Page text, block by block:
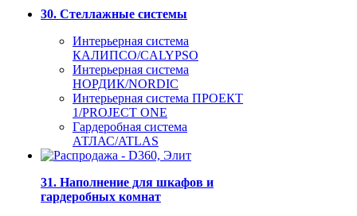
30. Стеллажные системы
Интерьерная система
КАЛИПСО/CALYPSO
Интерьерная система
НОРДИК/NORDIC
Интерьерная система ПРОЕКТ
1/PROJECT ONE
Гардеробная система
АТЛАС/ATLAS
31. Наполнение для шкафов и
гардеробных комнат